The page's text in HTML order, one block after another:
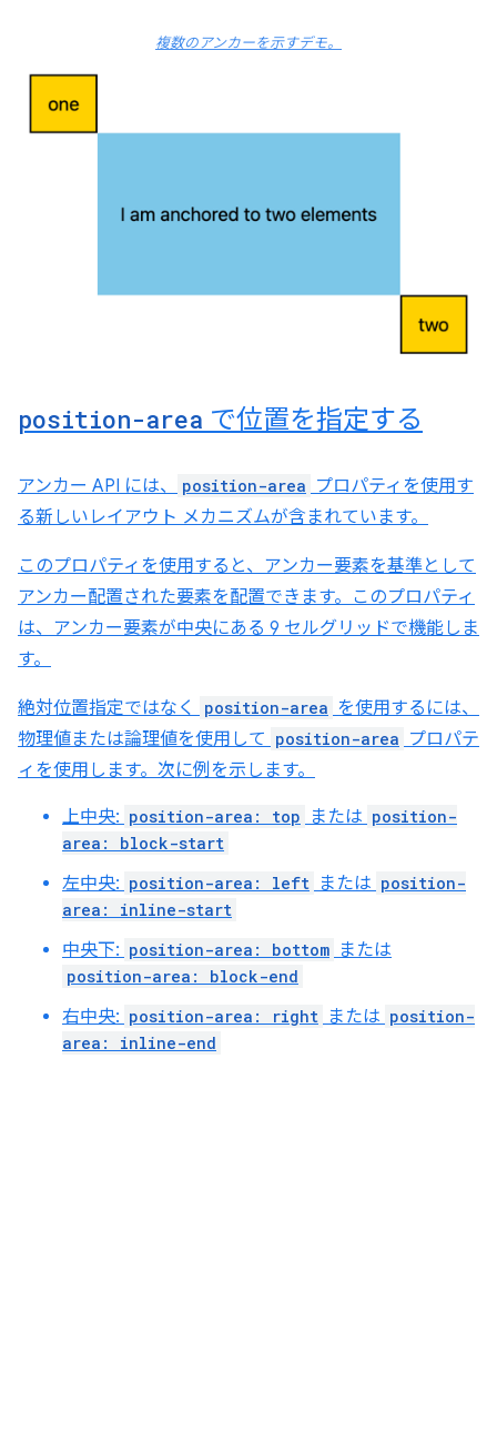
複数のアンカーを示すデモ。
position-area で位置を指定する
アンカー API には、 position-area プロパティを使用す
る新しいレイアウト メカニズムが含まれています。
このプロパティを使用すると、アンカー要素を基準として
アンカー配置された要素を配置できます。このプロパティ
は、アンカー要素が中央にある 9 セルグリッドで機能しま
す。
絶対位置指定ではなく position-area を使用するには、
物理値または論理値を使用して position-area プロパテ
ィを使用します。次に例を示します。
上中央: position-area: top または position-
area: block-start
左中央: position-area: left または position-
area: inline-start
中央下: position-area: bottom または
position-area: block-end
右中央: position-area: right または position-
area: inline-end